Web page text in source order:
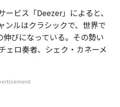
ビス「Deezer」によると、
ンルはクラシックで、世界で
びになっている。その勢い
ェロ奏者、シェク・カネーメ